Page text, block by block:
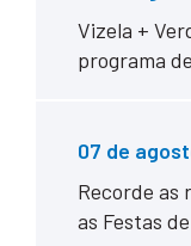
Vizela +
programa
07 de
Recorde as
as Festas